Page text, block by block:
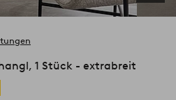
1 Stück - extrabreit